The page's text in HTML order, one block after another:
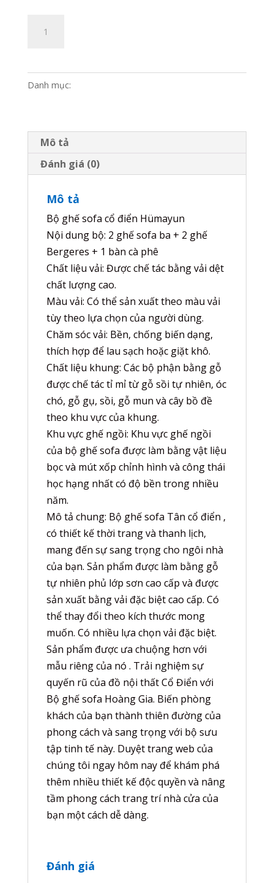
GHẾ
CỔ
ĐIỂN
lượng
Danh mục:
Mô tả
Đánh giá (0)
Mô tả
Bộ ghế sofa cổ điển Hümayun
Nội dung bộ: 2 ghế sofa ba + 2 ghế
Bergeres + 1 bàn cà phê
Chất liệu vải: Được chế tác bằng vải dệt
chất lượng cao.
Màu vải: Có thể sản xuất theo màu vải
tùy theo lựa chọn của người dùng.
Chăm sóc vải: Bền, chống biến dạng,
thích hợp để lau sạch hoặc giặt khô.
Chất liệu khung: Các bộ phận bằng gỗ
được chế tác tỉ mỉ từ gỗ sồi tự nhiên, óc
chó, gỗ gụ, sồi, gỗ mun và cây bồ đề
theo khu vực của khung.
Khu vực ghế ngồi: Khu vực ghế ngồi
của bộ ghế sofa được làm bằng vật liệu
bọc và mút xốp chỉnh hình và công thái
học hạng nhất có độ bền trong nhiều
năm.
Mô tả chung: Bộ ghế sofa Tân cổ điển ,
có thiết kế thời trang và thanh lịch,
mang đến sự sang trọng cho ngôi nhà
của bạn. Sản phẩm được làm bằng gỗ
tự nhiên phủ lớp sơn cao cấp và được
sản xuất bằng vải đặc biệt cao cấp. Có
thể thay đổi theo kích thước mong
muốn. Có nhiều lựa chọn vải đặc biệt.
Sản phẩm được ưa chuộng hơn với
mẫu riêng của nó . Trải nghiệm sự
quyến rũ của đồ nội thất Cổ Điển với
Bộ ghế sofa Hoàng Gia. Biến phòng
khách của bạn thành thiên đường của
phong cách và sang trọng với bộ sưu
tập tinh tế này. Duyệt trang web của
chúng tôi ngay hôm nay để khám phá
thêm nhiều thiết kế độc quyền và nâng
tầm phong cách trang trí nhà cửa của
bạn một cách dễ dàng.
Đánh giá